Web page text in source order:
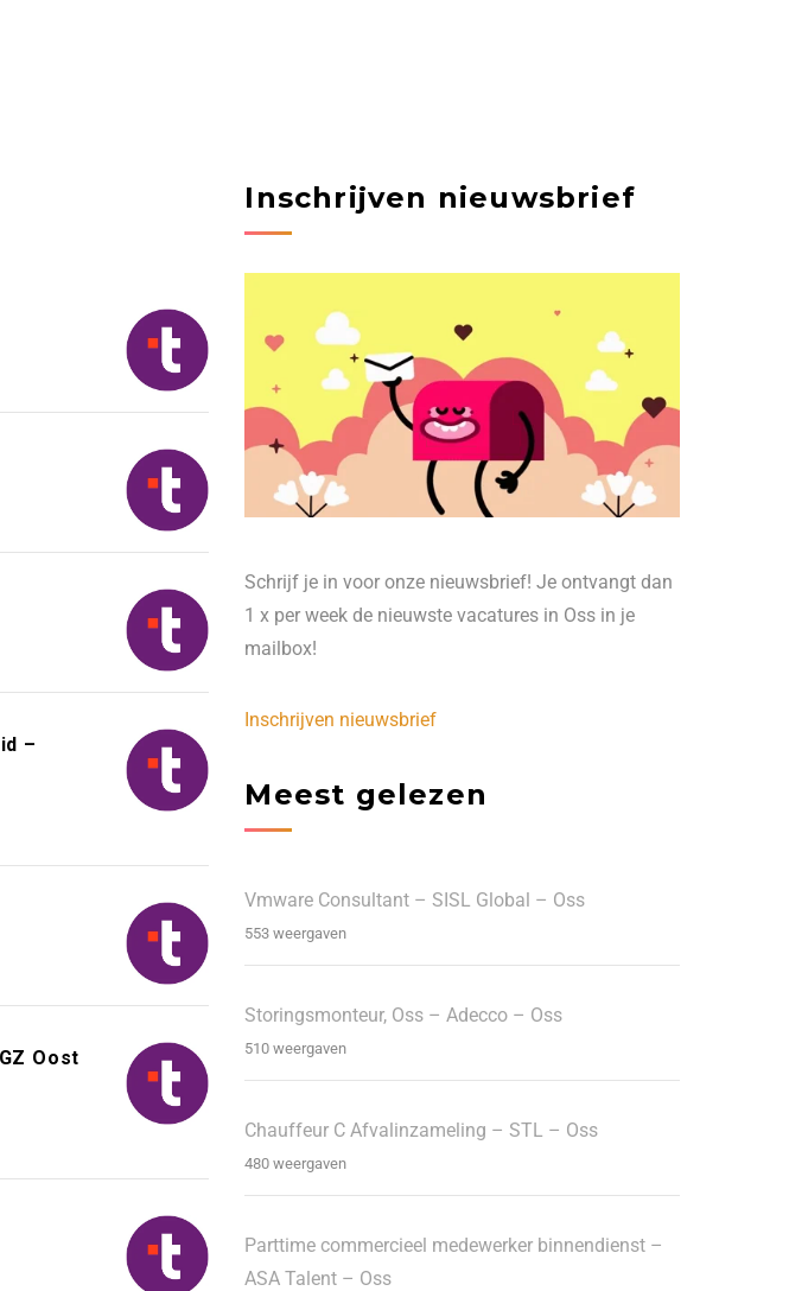
–
Oost
Inschrijven nieuwsbrief
Schrijf je in voor onze nieuwsbrief! Je ontvangt dan
1 x per week de nieuwste vacatures in Oss in je
mailbox!
Inschrijven nieuwsbrief
Meest gelezen
Vmware Consultant – SISL Global – Oss
553 weergaven
Storingsmonteur, Oss – Adecco – Oss
510 weergaven
Chauffeur C Afvalinzameling – STL – Oss
480 weergaven
Parttime commercieel medewerker binnendienst –
ASA Talent – Oss